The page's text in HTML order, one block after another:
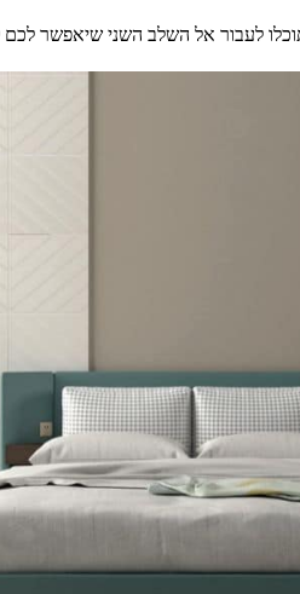
לעבור אל השלב השני שיאפשר